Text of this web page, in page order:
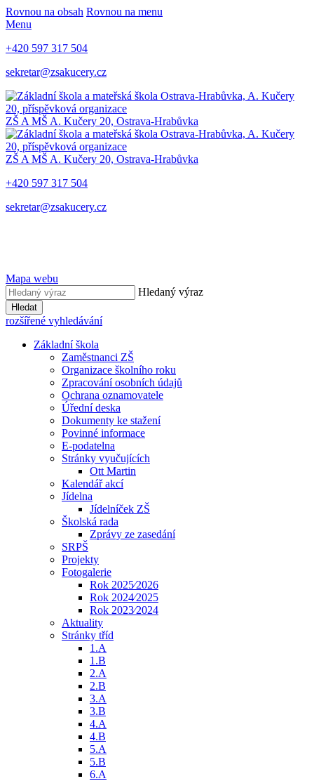
Rovnou na obsah Rovnou na menu
Menu
+420 597 317 504
sekretar@zsakucery.cz
ZŠ A MŠ A. Kučery 20, Ostrava-Hrabůvka
ZŠ A MŠ A. Kučery 20, Ostrava-Hrabůvka
+420 597 317 504
sekretar@zsakucery.cz
Mapa webu
Hledaný výraz
Hledat
rozšířené vyhledávání
Základní škola
Zaměstnanci ZŠ
Organizace školního roku
Zpracování osobních údajů
Ochrana oznamovatele
Úřední deska
Dokumenty ke stažení
Povinné informace
E-podatelna
Stránky vyučujících
Ott Martin
Kalendář akcí
Jídelna
Jídelníček ZŠ
Školská rada
Zprávy ze zasedání
SRPŠ
Projekty
Fotogalerie
Rok 2025⁄2026
Rok 2024⁄2025
Rok 2023⁄2024
Aktuality
Stránky tříd
1.A
1.B
2.A
2.B
3.A
3.B
4.A
4.B
5.A
5.B
6.A